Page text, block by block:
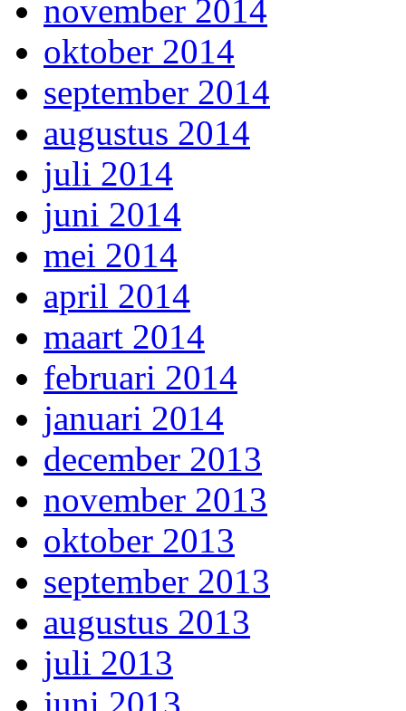
november 2014
oktober 2014
september 2014
augustus 2014
juli 2014
juni 2014
mei 2014
april 2014
maart 2014
februari 2014
januari 2014
december 2013
november 2013
oktober 2013
september 2013
augustus 2013
juli 2013
juni 2013